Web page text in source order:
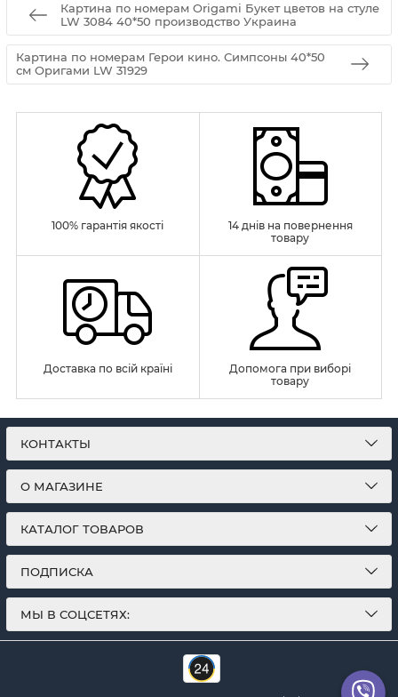
Картина по номерам Origami Букет цветов на стуле
LW 3084 40*50 производство Украина
Картина по номерам Герои кино. Симпсоны 40*50
см Оригами LW 31929
100% гарантія якості
14 днів на повернення
товару
Доставка по всій країні
Допомога при виборі
товару
КОНТАКТЫ
О МАГАЗИНЕ
КАТАЛОГ ТОВАРОВ
ПОДПИСКА
МЫ В СОЦСЕТЯХ: